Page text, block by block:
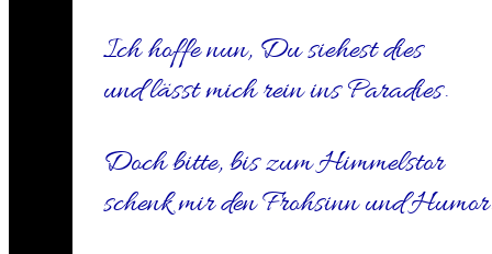
Ich hoffe nun, Du siehest dies
und lässt mich rein ins Paradies.
Doch bitte, bis zum Himmelstor
schenk mir den Frohsinn und